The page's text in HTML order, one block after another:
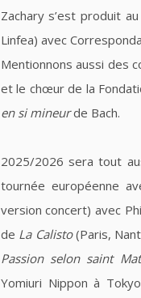
Zachary s’est produit
Linfea) avec
Mentionnons aussi des
et le chœur de la
en si mineurde Bach.
2025/2026 sera tout
tournée européenne
version concert) avec
de La Calisto(Paris,
Passion selon saint
Yomiuri Nippon à